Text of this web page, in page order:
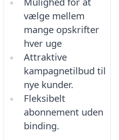
vælge mellem
mange opskrifter
hver uge
Attraktive
kampagnetilbud til
nye kunder.
Fleksibelt
abonnement uden
binding.